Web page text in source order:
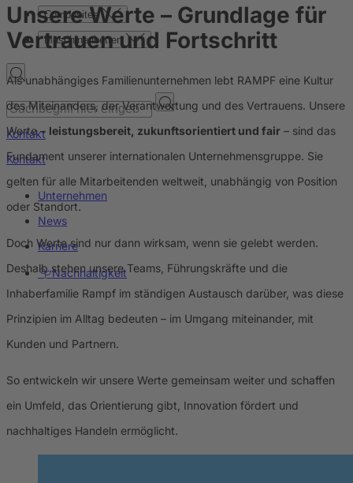
Composites
Maschinenbetten
Kontakt
Kontakt
Unternehmen
News
Karriere
Nachhaltigkeit
Unsere Werte – Grundlage für
Vertrauen und Fortschritt
Als unabhängiges Familienunternehmen lebt RAMPF eine Kultur
des Miteinanders, der Verantwortung und des Vertrauens. Unsere
Werte – leistungsbereit, zukunftsorientiert und fair – sind das
Fundament unserer internationalen Unternehmensgruppe. Sie
gelten für alle Mitarbeitenden weltweit, unabhängig von Position
oder Standort.
Doch Werte sind nur dann wirksam, wenn sie gelebt werden.
Deshalb stehen unsere Teams, Führungskräfte und die
Inhaberfamilie Rampf im ständigen Austausch darüber, was diese
Prinzipien im Alltag bedeuten – im Umgang miteinander, mit
Kunden und Partnern.
So entwickeln wir unsere Werte gemeinsam weiter und schaffen
ein Umfeld, das Orientierung gibt, Innovation fördert und
nachhaltiges Handeln ermöglicht.